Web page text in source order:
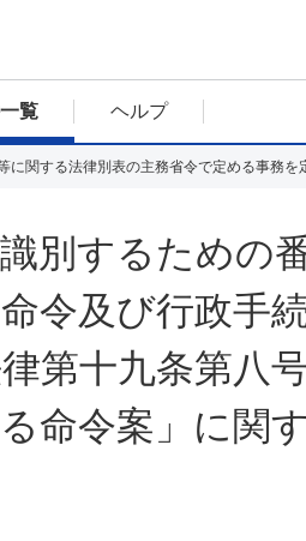
覧 ヘルプ
別するための
令及び行政手
第十九条第八
命令案」に関